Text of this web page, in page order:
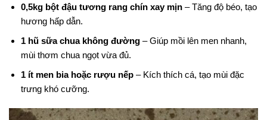
0,5kg bột đậu tương rang chín xay mịn– Tăng độ béo, tạo
hương hấp dẫn.
1 hũ sữa chua không đường– Giúp mồi lên men nhanh,
mùi thơm chua ngọt vừa đủ.
1 ít men bia hoặc rượu nếp– Kích thích cá, tạo mùi đặc
trưng khó cưỡng.